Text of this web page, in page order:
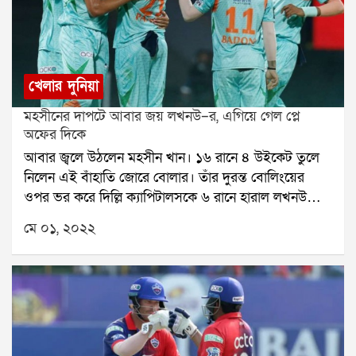
খেলার দুনিয়া
মহসীনের দাপটে আবার জয় লখনউ–র, এগিয়ে গেল প্লে
অফের দিকে
আবার জ্বলে উঠলেন মহসীন খান। ১৬ রানে ৪ উইকেট তুলে
নিলেন এই বাঁহাতি জোরে বোলার। তাঁর দুরন্ত বোলিংয়ের
ওপর ভর করে দিল্লি ক্যাপিটালসকে ৬ রানে হারাল লখনউ
প্লে অফের দিকে আরও একধাপ এগিয়ে গেল লোকেশ রাহুলের
দল। এদিন টস জিতে প্রথমে ব্যাট করার সিদ্ধান্ত নেন লখনউ
সুপার জায়ান্টস অধিনায়ক লোকেশ রাহুল। দারুণ শুরু
করেছিলেন কুইন্টন ডিকক ও রাহুল। ওপেনিং জুটিতে ৪.১
ওভারে ওঠে ৪২। এরপরই ধাক্কা। শার্দূল ঠাকুর এসে ডিকককে
তুলে নেন। ১৩ বলে ২৩ রান করে আউট হন ডিকক। এরপর
মে ০১, ২০২২